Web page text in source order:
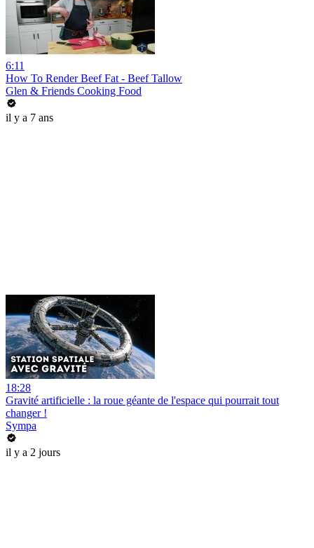
6:11
How To Render Beef Fat - Beef Tallow
Glen & Friends Cooking Food
il y a 7 ans
18:28
Gravité artificielle : la roue géante de l'espace qui pourrait tout
changer !
Sympa
il y a 2 jours